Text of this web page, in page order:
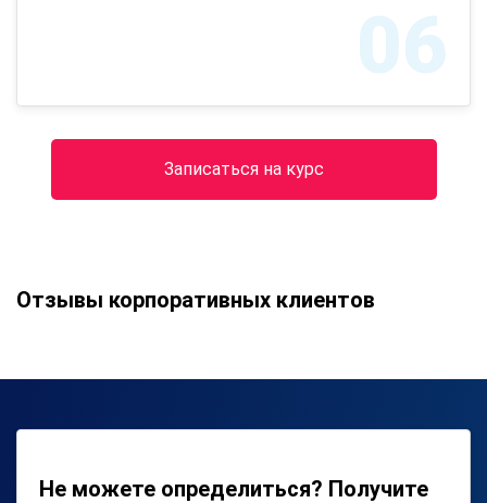
06
Записаться на курс
Отзывы корпоративных клиентов
Не можете определиться? Получите